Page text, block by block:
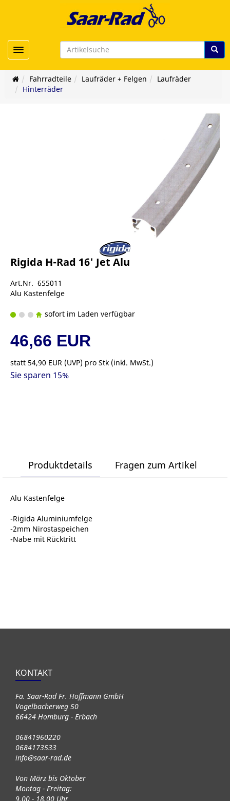
Toggle navigation
Fahrradteile Laufräder + Felgen
Laufräder
Hinterräder
Rigida H-Rad 16' Jet Alu
Art.Nr. 655011
Alu Kastenfelge
sofort im Laden verfügbar
46,66 EUR
statt 54,90 EUR (UVP) pro Stk (inkl. MwSt.)
Sie sparen 15%
Produktdetails Fragen zum Artikel
Alu Kastenfelge
-Rigida Aluminiumfelge
-2mm Nirostaspeichen
-Nabe mit Rücktritt
KONTAKT
Fa. Saar-Rad Fr. Hoffmann GmbH
Vogelbacherweg 50
66424 Homburg - Erbach
06841960220
0684173533
info@saar-rad.de
Von März bis Oktober
Montag - Freitag:
9.00 - 18.00 Uhr